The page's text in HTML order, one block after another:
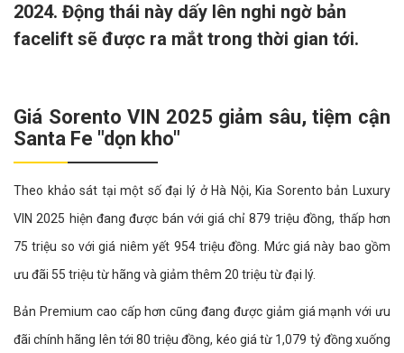
2024. Động thái này dấy lên nghi ngờ bản
facelift sẽ được ra mắt trong thời gian tới.
Giá Sorento VIN 2025 giảm sâu, tiệm cận
Santa Fe "dọn kho"
Theo khảo sát tại một số đại lý ở Hà Nội, Kia Sorento bản Luxury
VIN 2025 hiện đang được bán với giá chỉ 879 triệu đồng, thấp hơn
75 triệu so với giá niêm yết 954 triệu đồng. Mức giá này bao gồm
ưu đãi 55 triệu từ hãng và giảm thêm 20 triệu từ đại lý.
Bản Premium cao cấp hơn cũng đang được giảm giá mạnh với ưu
đãi chính hãng lên tới 80 triệu đồng, kéo giá từ 1,079 tỷ đồng xuống